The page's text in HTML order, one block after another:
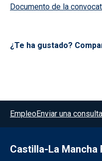
Documento de la
¿Te ha gustado?
Menú del pie
EmpleoEnviar una consulta
Castilla-La Mancha